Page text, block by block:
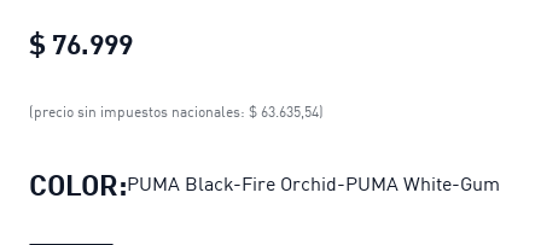
$ 76.999
Zapatillas para deportes de interior
(precio sin impuestos nacionales: $ 63.635,54)
COLOR:PUMA Black-Fire Orchid-PUMA White-Gum